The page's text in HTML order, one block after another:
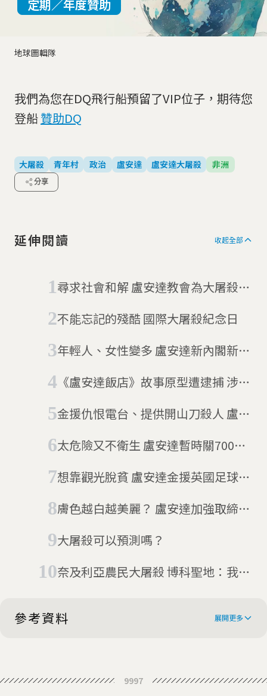
地球圖輯隊
定期／年度贊助
我們為您在DQ飛行船預留了VIP位子，期待您
登船贊助DQ
大屠殺 青年村 政治 盧安達 盧安達大屠殺 非洲
分享
延伸閱讀 收起全部
尋求社會和解 盧安達教會為大屠殺道
不能忘記的殘酷 國際大屠殺紀念日
年輕人、女性變多 盧安達新內閣新氣
《盧安達飯店》故事原型遭逮捕 涉嫌
金援仇恨電台、提供開山刀殺人 盧安
太危險又不衛生 盧安達暫時關700間
想靠觀光脫貧 盧安達金援英國足球俱
膚色越白越美麗？ 盧安達加強取締非
大屠殺可以預測嗎？
奈及利亞農民大屠殺 博科聖地：我們
參考資料 展開更多
were murdered. Raising dozens of
9997